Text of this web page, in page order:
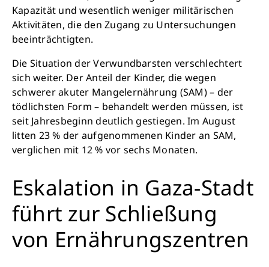
Kapazität und wesentlich weniger militärischen
Aktivitäten, die den Zugang zu Untersuchungen
beeinträchtigten.
Die Situation der Verwundbarsten verschlechtert
sich weiter. Der Anteil der Kinder, die wegen
schwerer akuter Mangelernährung (SAM) – der
tödlichsten Form – behandelt werden müssen, ist
seit Jahresbeginn deutlich gestiegen. Im August
litten 23 % der aufgenommenen Kinder an SAM,
verglichen mit 12 % vor sechs Monaten.
Eskalation in Gaza-Stadt
führt zur Schließung
von Ernährungszentren